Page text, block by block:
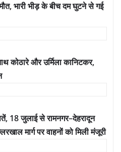
भारी भीड़ के बीच दम घुटने से गई
कोठारे और उर्मिला कानिटकर,
18 जुलाई से रामनगर–देहरादून
मार्ग पर वाहनों को मिली मंजूरी